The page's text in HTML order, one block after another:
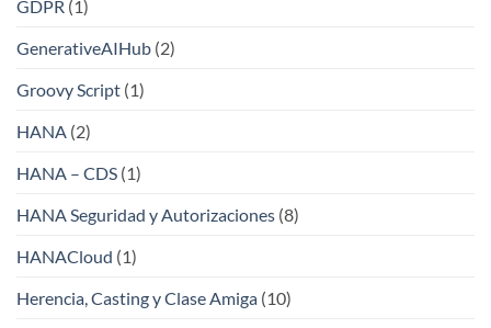
GDPR (1)
GenerativeAIHub (2)
Groovy Script (1)
HANA (2)
HANA – CDS (1)
HANA Seguridad y Autorizaciones (8)
HANACloud (1)
Herencia, Casting y Clase Amiga (10)